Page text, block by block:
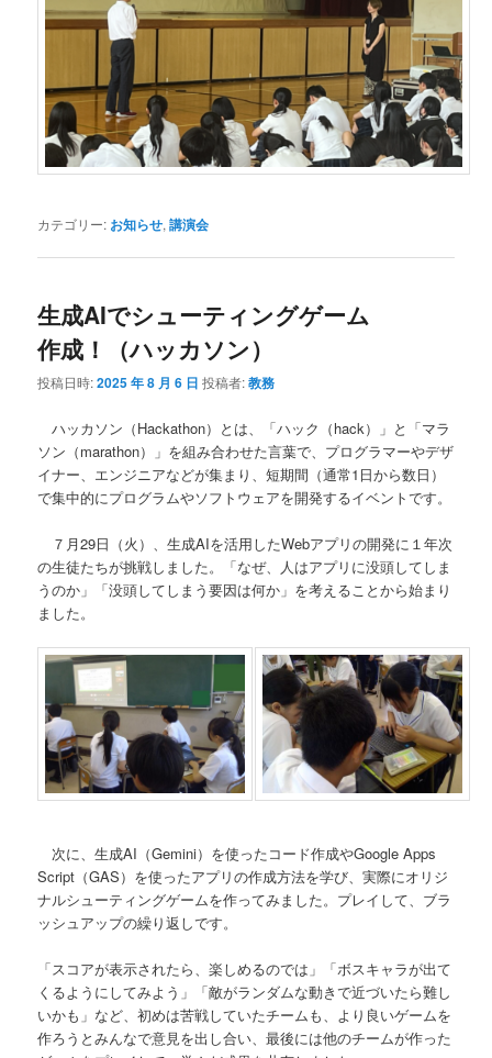
カテゴリー: お知らせ,講演会
生成AIでシューティングゲーム
作成！（ハッカソン）
投稿日時:2025 年 8 月 6 日 投稿者:教務
ハッカソン（Hackathon）とは、「ハック（hack）」と「マラ
ソン（marathon）」を組み合わせた言葉で、プログラマーやデザ
イナー、エンジニアなどが集まり、短期間（通常1日から数日）
で集中的にプログラムやソフトウェアを開発するイベントです。
７月29日（火）、生成AIを活用したWebアプリの開発に１年次
の生徒たちが挑戦しました。「なぜ、人はアプリに没頭してしま
うのか」「没頭してしまう要因は何か」を考えることから始まり
ました。
次に、生成AI（Gemini）を使ったコード作成やGoogle Apps
Script（GAS）を使ったアプリの作成方法を学び、実際にオリジ
ナルシューティングゲームを作ってみました。プレイして、ブラ
ッシュアップの繰り返しです。
「スコアが表示されたら、楽しめるのでは」「ボスキャラが出て
くるようにしてみよう」「敵がランダムな動きで近づいたら難し
いかも」など、初めは苦戦していたチームも、より良いゲームを
作ろうとみんなで意見を出し合い、最後には他のチームが作った